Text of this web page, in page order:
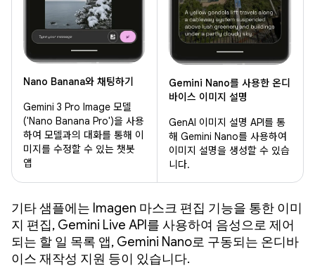
Nano Banana와 채팅하기
Gemini 3 Pro Image 모델
('Nano Banana Pro')을 사용
하여 모델과의 대화를 통해 이
미지를 수정할 수 있는 챗봇
앱
Gemini Nano를 사용한 온디
바이스 이미지 설명
GenAI 이미지 설명 API를 통
해 Gemini Nano를 사용하여
이미지 설명을 생성할 수 있습
니다.
기타 샘플에는 Imagen 마스크 편집 기능을 통한 이미
지 편집, Gemini Live API를 사용하여 음성으로 제어
되는 할 일 목록 앱, Gemini Nano로 구동되는 온디바
이스 재작성 지원 등이 있습니다.